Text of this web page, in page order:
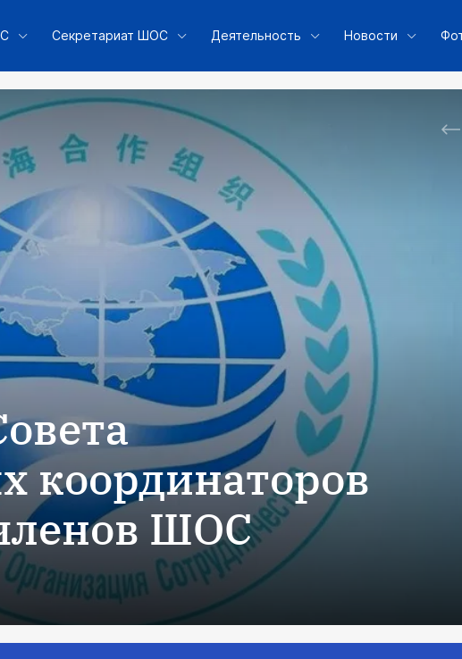
Секретариат ШОС Деятельность Новости
координаторов
ШОС